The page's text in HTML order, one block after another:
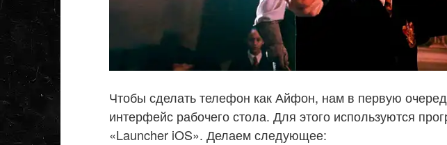
Чтобы сделать телефон как Айфон, нам в первую
интерфейс рабочего стола. Для этого используются
«Launcher iOS». Делаем следующее: